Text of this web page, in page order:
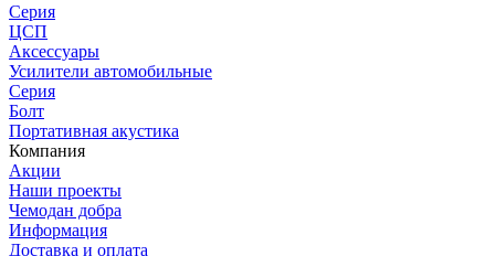
Серия
ЦСП
Аксессуары
Усилители автомобильные
Серия
Болт
Портативная акустика
Компания
Акции
Наши проекты
Чемодан добра
Информация
Доставка и оплата